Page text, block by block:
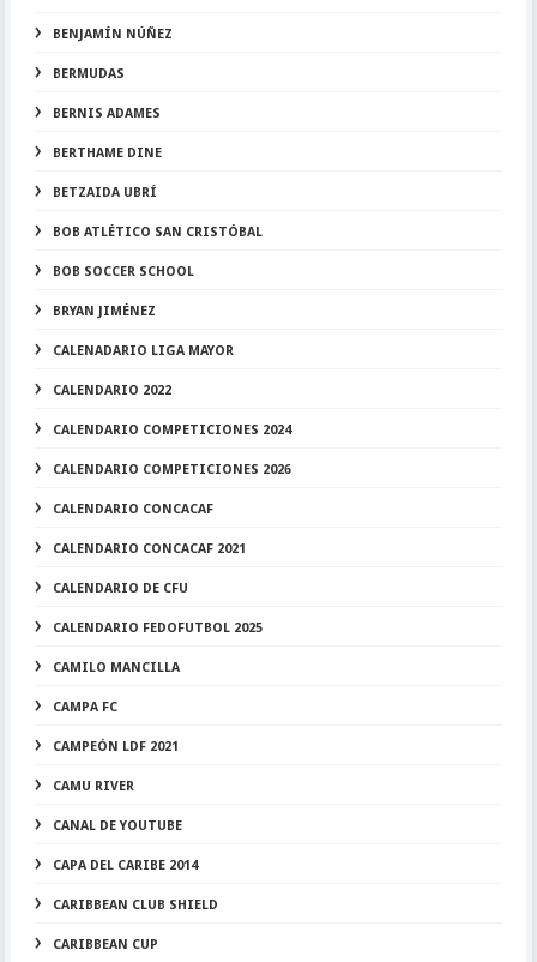
BENJAMÍN NÚÑEZ
BERMUDAS
BERNIS ADAMES
BERTHAME DINE
BETZAIDA UBRÍ
BOB ATLÉTICO SAN CRISTÓBAL
BOB SOCCER SCHOOL
BRYAN JIMÉNEZ
CALENADARIO LIGA MAYOR
CALENDARIO 2022
CALENDARIO COMPETICIONES 2024
CALENDARIO COMPETICIONES 2026
CALENDARIO CONCACAF
CALENDARIO CONCACAF 2021
CALENDARIO DE CFU
CALENDARIO FEDOFUTBOL 2025
CAMILO MANCILLA
CAMPA FC
CAMPEÓN LDF 2021
CAMU RIVER
CANAL DE YOUTUBE
CAPA DEL CARIBE 2014
CARIBBEAN CLUB SHIELD
CARIBBEAN CUP